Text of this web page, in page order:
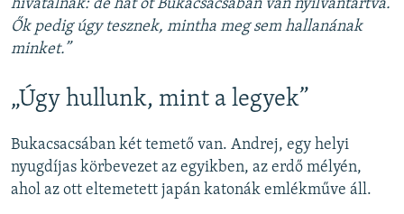
Ők pedig úgy tesznek, mintha meg sem hallanának
minket.”
„Úgy hullunk, mint a legyek”
Bukacsacsában két temető van. Andrej, egy helyi
nyugdíjas körbevezet az egyikben, az erdő mélyén,
ahol az ott eltemetett japán katonák emlékműve áll.